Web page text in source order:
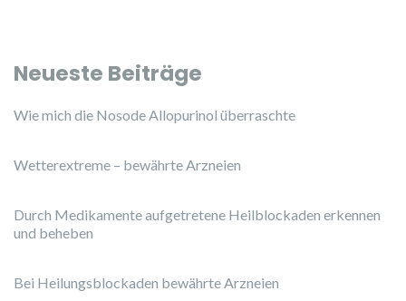
Neueste Beiträge
Wie mich die Nosode Allopurinol überraschte
Wetterextreme – bewährte Arzneien
Durch Medikamente aufgetretene Heilblockaden erkennen
und beheben
Bei Heilungsblockaden bewährte Arzneien